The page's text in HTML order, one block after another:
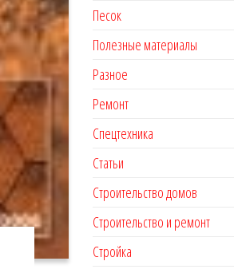
Песок
Полезные материалы
Разное
Ремонт
Спецтехника
Статьи
Строительство домов
Строительство и ремонт
Стройка